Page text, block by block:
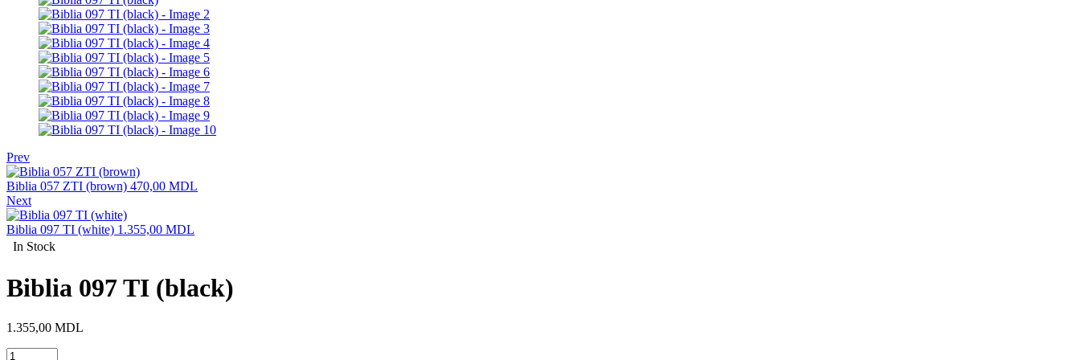
Prev
Biblia 057 ZTI (brown) 470,00 MDL
Next
Biblia 097 TI (white) 1.355,00 MDL
In Stock
Biblia 097 TI (black)
1.355,00 MDL